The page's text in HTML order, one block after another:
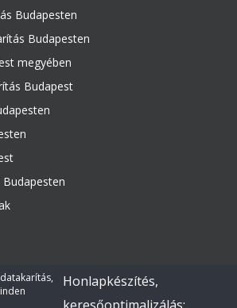
Budapesten
Budapesten
megyében
Budapest
Honlapkészítés,